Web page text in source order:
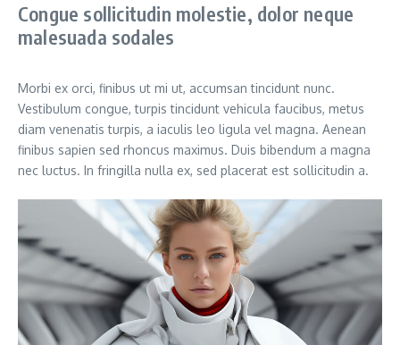
Congue sollicitudin molestie, dolor neque
malesuada sodales
Morbi ex orci, finibus ut mi ut, accumsan tincidunt nunc.
Vestibulum congue, turpis tincidunt vehicula faucibus, metus
diam venenatis turpis, a iaculis leo ligula vel magna. Aenean
finibus sapien sed rhoncus maximus. Duis bibendum a magna
nec luctus. In fringilla nulla ex, sed placerat est sollicitudin a.